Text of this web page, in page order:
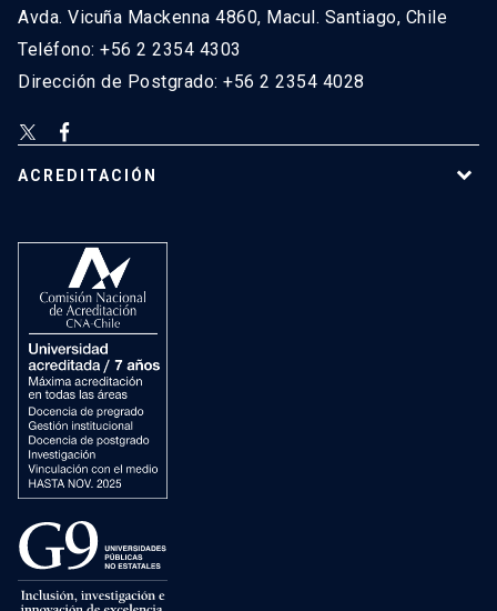
Avda. Vicuña Mackenna 4860, Macul. Santiago, Chile
Teléfono: +56 2 2354 4303
Dirección de Postgrado: +56 2 2354 4028
ACREDITACIÓN